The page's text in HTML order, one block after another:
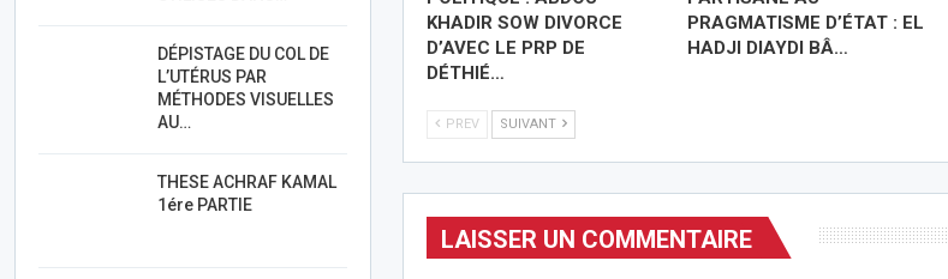
KHADIR SOW DIVORCE
D’AVEC LE PRP DE
DÉTHIÉ…
PRAGMATISME D’ÉTAT : EL
HADJI DIAYDI BÂ…
PREV SUIVANT
LAISSER UN COMMENTAIRE
DÉPISTAGE DU COL DE
L’UTÉRUS PAR
MÉTHODES VISUELLES
AU…
THESE ACHRAF KAMAL
1ére PARTIE